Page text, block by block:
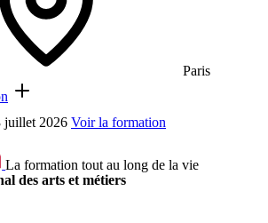
Paris
juillet 2026 Voir la formation
La formation tout au long de la vie
des arts et métiers